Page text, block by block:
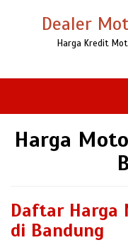
Dealer
Harga Kredit
Harga
Daftar Harga
di Bandung